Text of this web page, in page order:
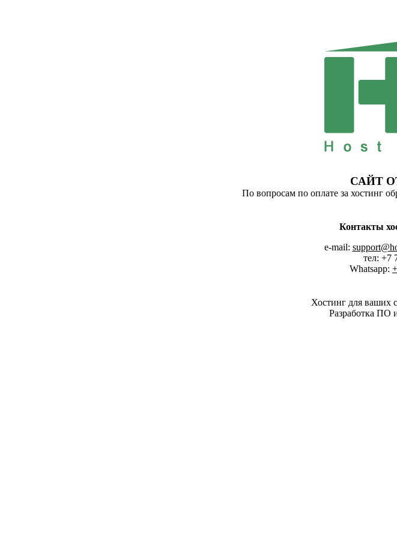
САЙТ
По вопросам по оплате за хостинг
Контакты
e-mail:
тел: +7
Whatsapp:
Хостинг для ваших
Разработка ПО